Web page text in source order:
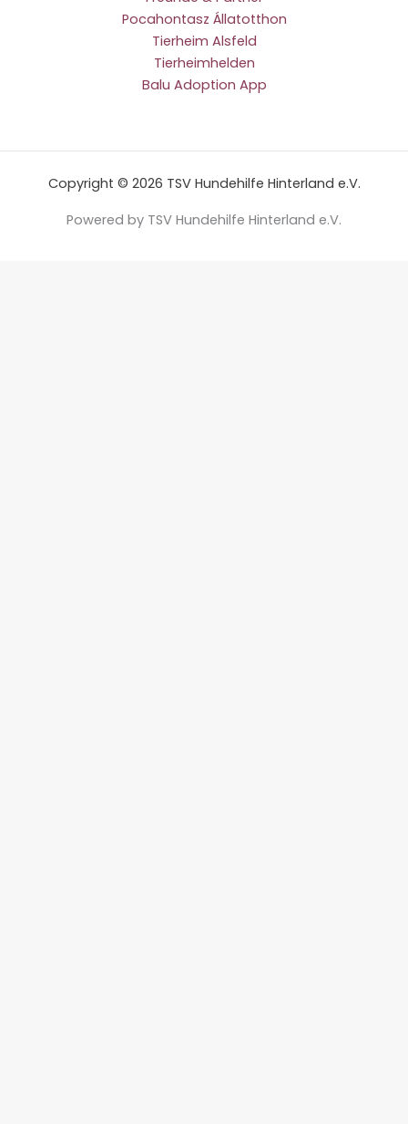
Pocahontasz Állatotthon
Tierheim Alsfeld
Tierheimhelden
Balu Adoption App
Copyright © 2026 TSV Hundehilfe Hinterland e.V.
Powered by TSV Hundehilfe Hinterland e.V.